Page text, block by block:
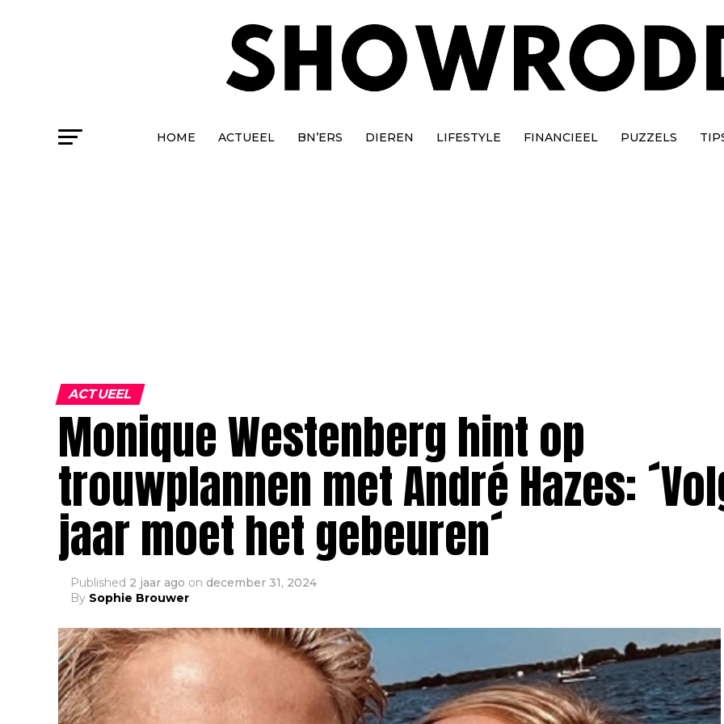
HOME ACTUEEL BN’ERS DIEREN LIFESTYLE FINANCIEEL PUZZELS
ACTUEEL
Monique Westenberg hint op
trouwplannen met André Hazes:
jaar moet het gebeuren´
Published 2 jaar ago on december 31, 2024
By Sophie Brouwer